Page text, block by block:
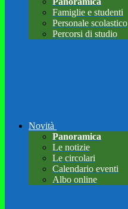
Famiglie e studenti
Personale scolastico
Percorsi di studio
Novità
Panoramica
Le notizie
Le circolari
Calendario eventi
Albo online